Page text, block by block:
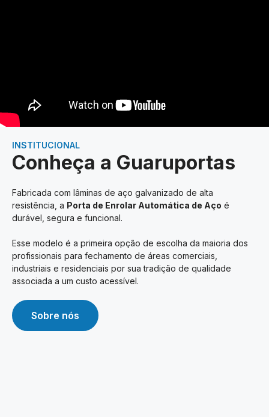
INSTITUCIONAL
Conheça a Guaruportas
Fabricada com lâminas de aço galvanizado de alta
resistência, a Porta de Enrolar Automática de Aço é
durável, segura e funcional.
Esse modelo é a primeira opção de escolha da maioria dos
profissionais para fechamento de áreas comerciais,
industriais e residenciais por sua tradição de qualidade
associada a um custo acessível.
Sobre nós